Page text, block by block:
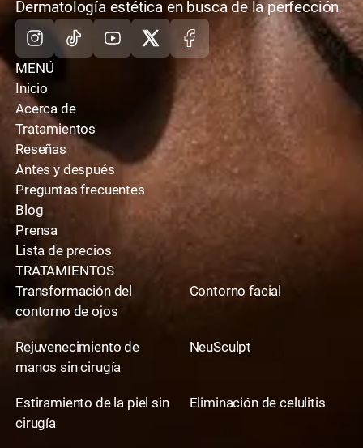
casa
Dermatología estética en busca de la perfección
Instagram
TikTokYoutube
X Facebook
MENÚ
Inicio
Acerca de
Tratamientos
Reseñas
Antes y después
Preguntas frecuentes
Blog
Prensa
Lista de precios
TRATAMIENTOS
Transformación del
contorno de ojos
Contorno facial
Rejuvenecimiento de
manos sin cirugía
NeuSculpt
Estiramiento de la piel sin
cirugía
Eliminación de celulitis